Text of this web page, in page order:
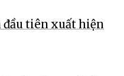
tiên xuất hiện